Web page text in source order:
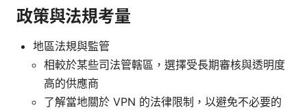
政策與法規考量
地區法規與監管
相較於某些司法管轄區，選擇受長期審核與透明度
高的供應商
了解當地關於 VPN 的法律限制，以避免不必要的